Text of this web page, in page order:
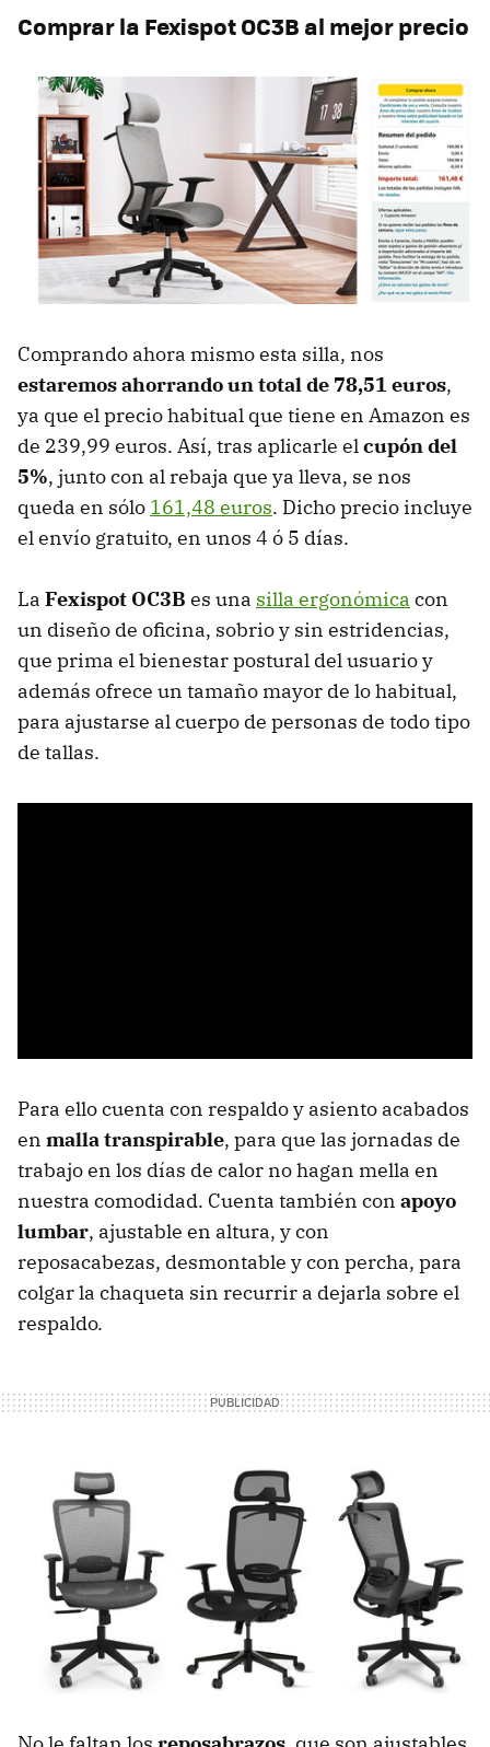
Comprar la Fexispot OC3B al mejor precio
Comprando ahora mismo esta silla, nos
estaremos ahorrando un total de 78,51 euros,
ya que el precio habitual que tiene en Amazon es
de 239,99 euros. Así, tras aplicarle elcupón del
5%, junto con al rebaja que ya lleva, se nos
queda en sólo 161,48 euros. Dicho precio incluye
el envío gratuito, en unos 4 ó 5 días.
La Fexispot OC3B es una silla ergonómica con
un diseño de oficina, sobrio y sin estridencias,
que prima el bienestar postural del usuario y
además ofrece un tamaño mayor de lo habitual,
para ajustarse al cuerpo de personas de todo tipo
de tallas.
Para ello cuenta con respaldo y asiento acabados
en malla transpirable, para que las jornadas de
trabajo en los días de calor no hagan mella en
nuestra comodidad. Cuenta también con apoyo
lumbar, ajustable en altura, y con
reposacabezas, desmontable y con percha, para
colgar la chaqueta sin recurrir a dejarla sobre el
respaldo.